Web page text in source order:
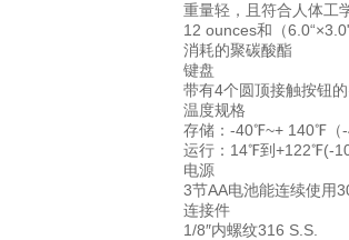
重量轻，且符合人体工
12 ounces和（
消耗的聚碳酸酯
键盘
带有4个圆顶接触按钮
温度规格
存储：-40℉~+ 140℉
运行：14℉到+122℉(-
电源
3节AA电池能连续使用
连接件
1/8″内螺纹316 S.S.